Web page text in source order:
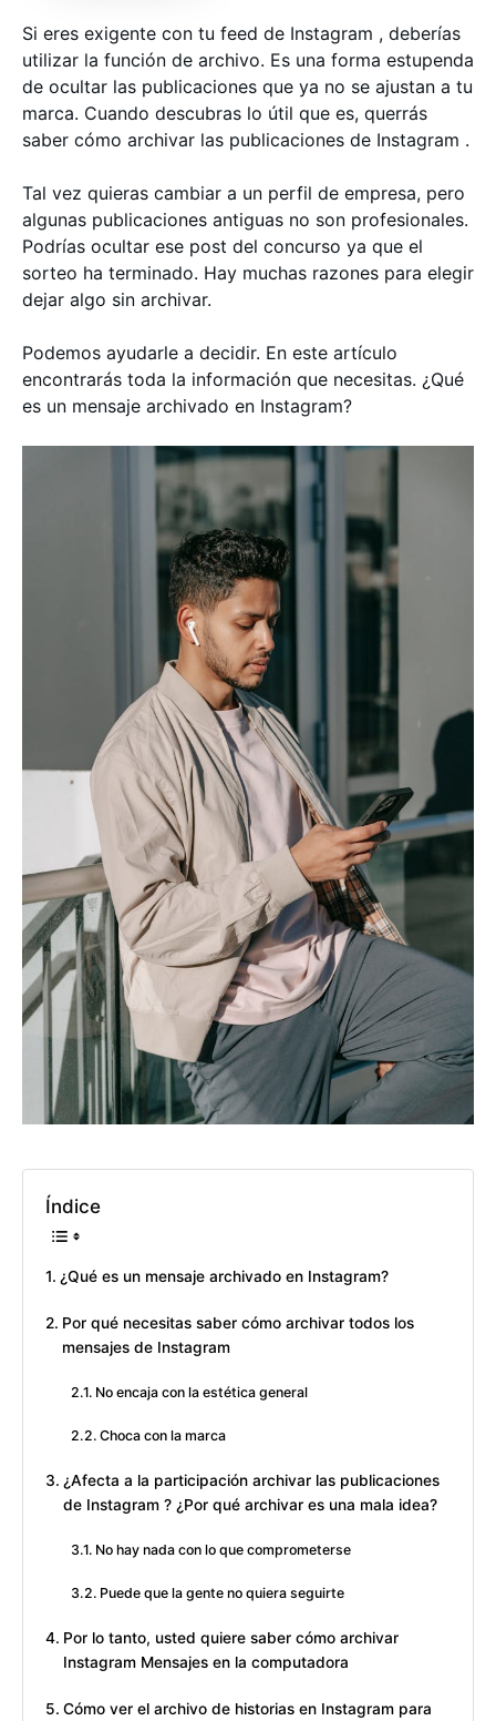
Si eres exigente con tu feed de Instagram , deberías
utilizar la función de archivo. Es una forma estupenda
de ocultar las publicaciones que ya no se ajustan a tu
marca. Cuando descubras lo útil que es, querrás
saber cómo archivar las publicaciones de Instagram .
Tal vez quieras cambiar a un perfil de empresa, pero
algunas publicaciones antiguas no son profesionales.
Podrías ocultar ese post del concurso ya que el
sorteo ha terminado. Hay muchas razones para elegir
dejar algo sin archivar.
Podemos ayudarle a decidir. En este artículo
encontrarás toda la información que necesitas. ¿Qué
es un mensaje archivado en Instagram?
Índice
¿Qué es un mensaje archivado en Instagram?
Por qué necesitas saber cómo archivar todos los
mensajes de Instagram
No encaja con la estética general
Choca con la marca
¿Afecta a la participación archivar las publicaciones
de Instagram ? ¿Por qué archivar es una mala idea?
No hay nada con lo que comprometerse
Puede que la gente no quiera seguirte
Por lo tanto, usted quiere saber cómo archivar
Instagram Mensajes en la computadora
Cómo ver el archivo de historias en Instagram para